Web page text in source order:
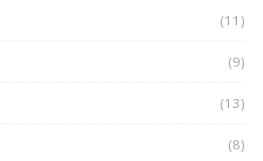
(11)
(9)
(13)
(8)